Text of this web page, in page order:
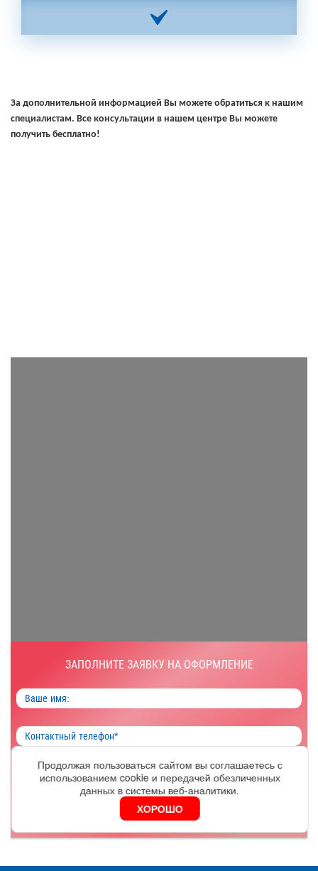
За дополнительной информацией Вы можете обратиться к нашим
специалистам. Все консультации в нашем центре Вы можете
получить бесплатно!
ЗАПОЛНИТЕ ЗАЯВКУ НА ОФОРМЛЕНИЕ
ОФОРМИТЬ
Я согласен на обработкуперсональных данных
Продолжая пользоваться сайтом вы соглашаетесь с
использованием cookie и передачей обезличенных
данных в системы веб-аналитики.
ХОРОШО